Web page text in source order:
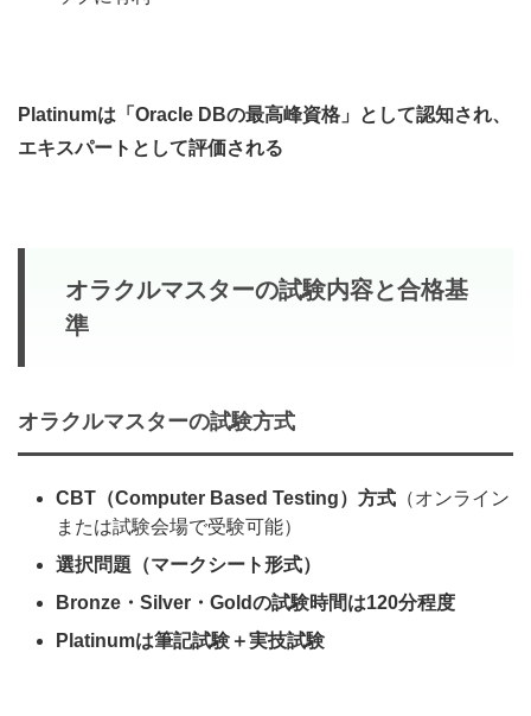
Platinumは「Oracle DBの最高峰資格」として認知され、
エキスパートとして評価される
オラクルマスターの試験内容と合格基
準
オラクルマスターの試験方式
CBT（Computer Based Testing）方式 （オンライン
または試験会場で受験可能）
選択問題（マークシート形式）
Bronze・Silver・Goldの試験時間は120分程度
Platinumは筆記試験＋実技試験